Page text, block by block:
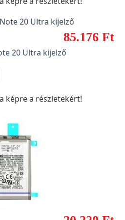
85.176 Ft
20 Ultra kijelző
képre a részletekért!